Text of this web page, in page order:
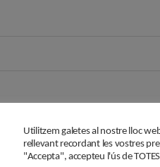
en aquest formulari passaran a formar
Utilitzem galetes al nostre lloc
rellevant recordant les vostres
"Accepta", accepteu l'ús de